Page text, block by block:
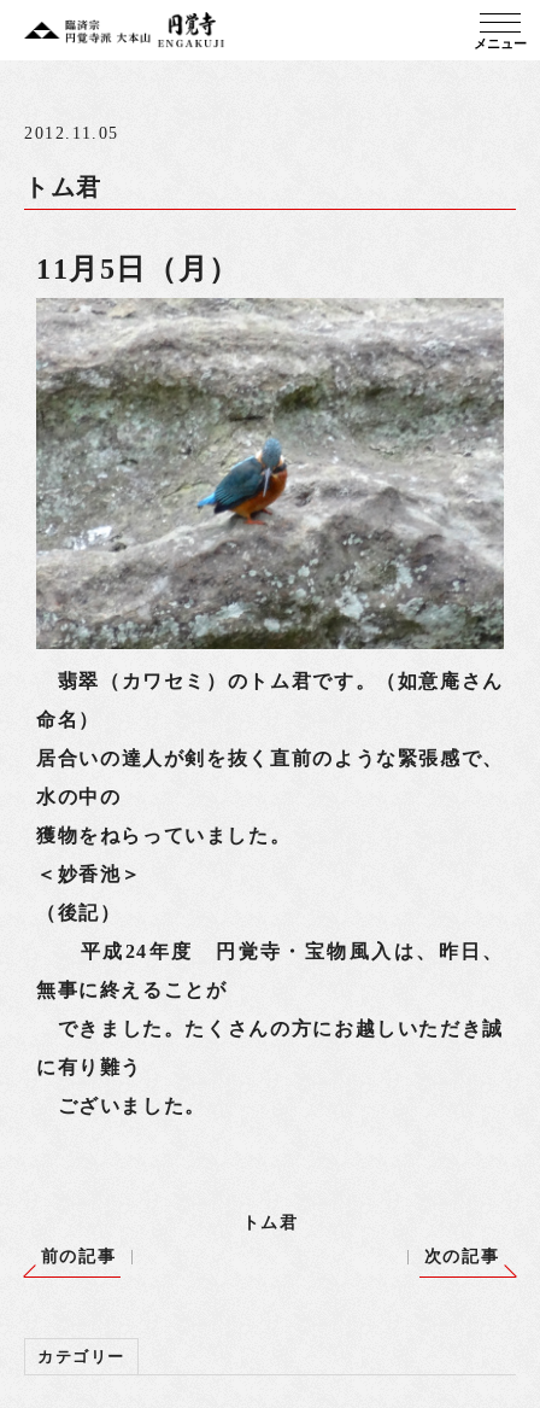
メニュー
2012.11.05
トム君
11月5日（月）
翡翠（カワセミ）のトム君です。（如意庵さん
命名）
居合いの達人が剣を抜く直前のような緊張感で、
水の中の
獲物をねらっていました。
＜妙香池＞
（後記）
平成24年度 円覚寺・宝物風入は、昨日、
無事に終えることが
できました。たくさんの方にお越しいただき誠
に有り難う
ございました。
トム君
前の記事
次の記事
カテゴリー